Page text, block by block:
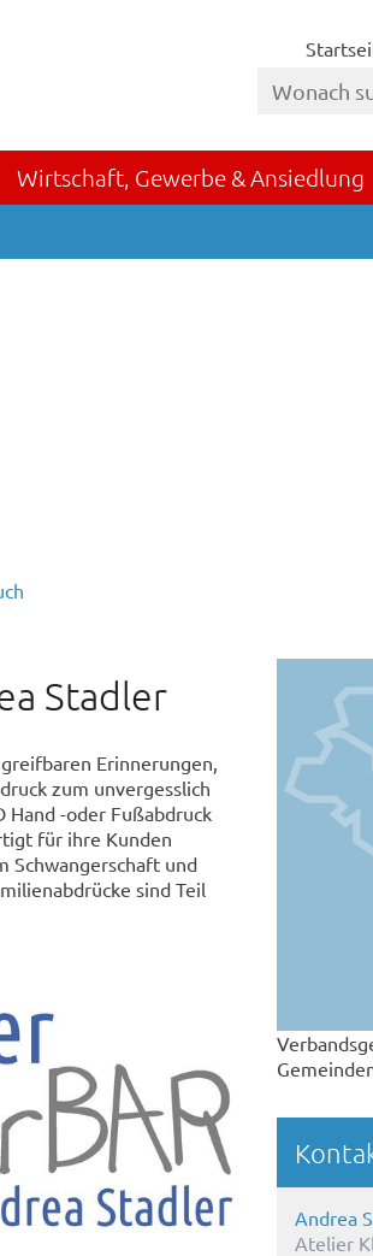
Wirtschaft, Gewerbe & Ansiedlung
Stadler
Erinnerungen,
zum unvergesslich
-oder Fußabdruck
für ihre Kunden
Schwangerschaft und
sind Teil
Andrea
Atelier